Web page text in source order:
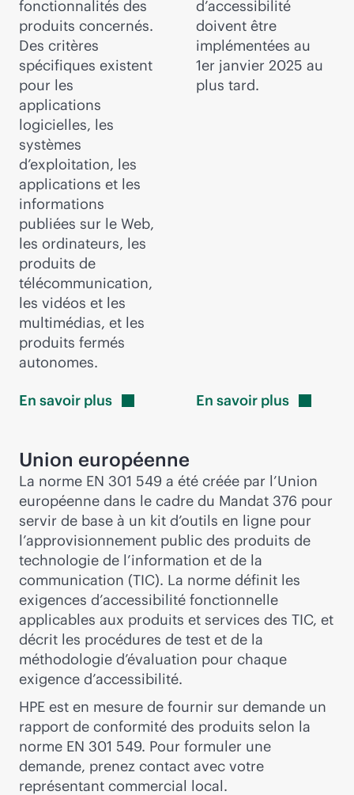
fonctionnalités des
produits concernés.
Des critères
spécifiques existent
pour les
applications
logicielles, les
systèmes
d’exploitation, les
applications et les
informations
publiées sur le Web,
les ordinateurs, les
produits de
télécommunication,
les vidéos et les
multimédias, et les
produits fermés
autonomes.
En savoir plus
d’accessibilité
doivent être
implémentées au
1er janvier 2025 au
plus tard.
En savoir plus
Union européenne
La norme EN 301 549 a été créée par l’Union
européenne dans le cadre du Mandat 376 pour
servir de base à un kit d’outils en ligne pour
l’approvisionnement public des produits de
technologie de l’information et de la
communication (TIC). La norme définit les
exigences d’accessibilité fonctionnelle
applicables aux produits et services des TIC, et
décrit les procédures de test et de la
méthodologie d’évaluation pour chaque
exigence d’accessibilité.
HPE est en mesure de fournir sur demande un
rapport de conformité des produits selon la
norme EN 301 549. Pour formuler une
demande, prenez contact avec votre
représentant commercial local.